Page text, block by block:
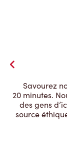
Savourez
20 minutes.
des gens
source